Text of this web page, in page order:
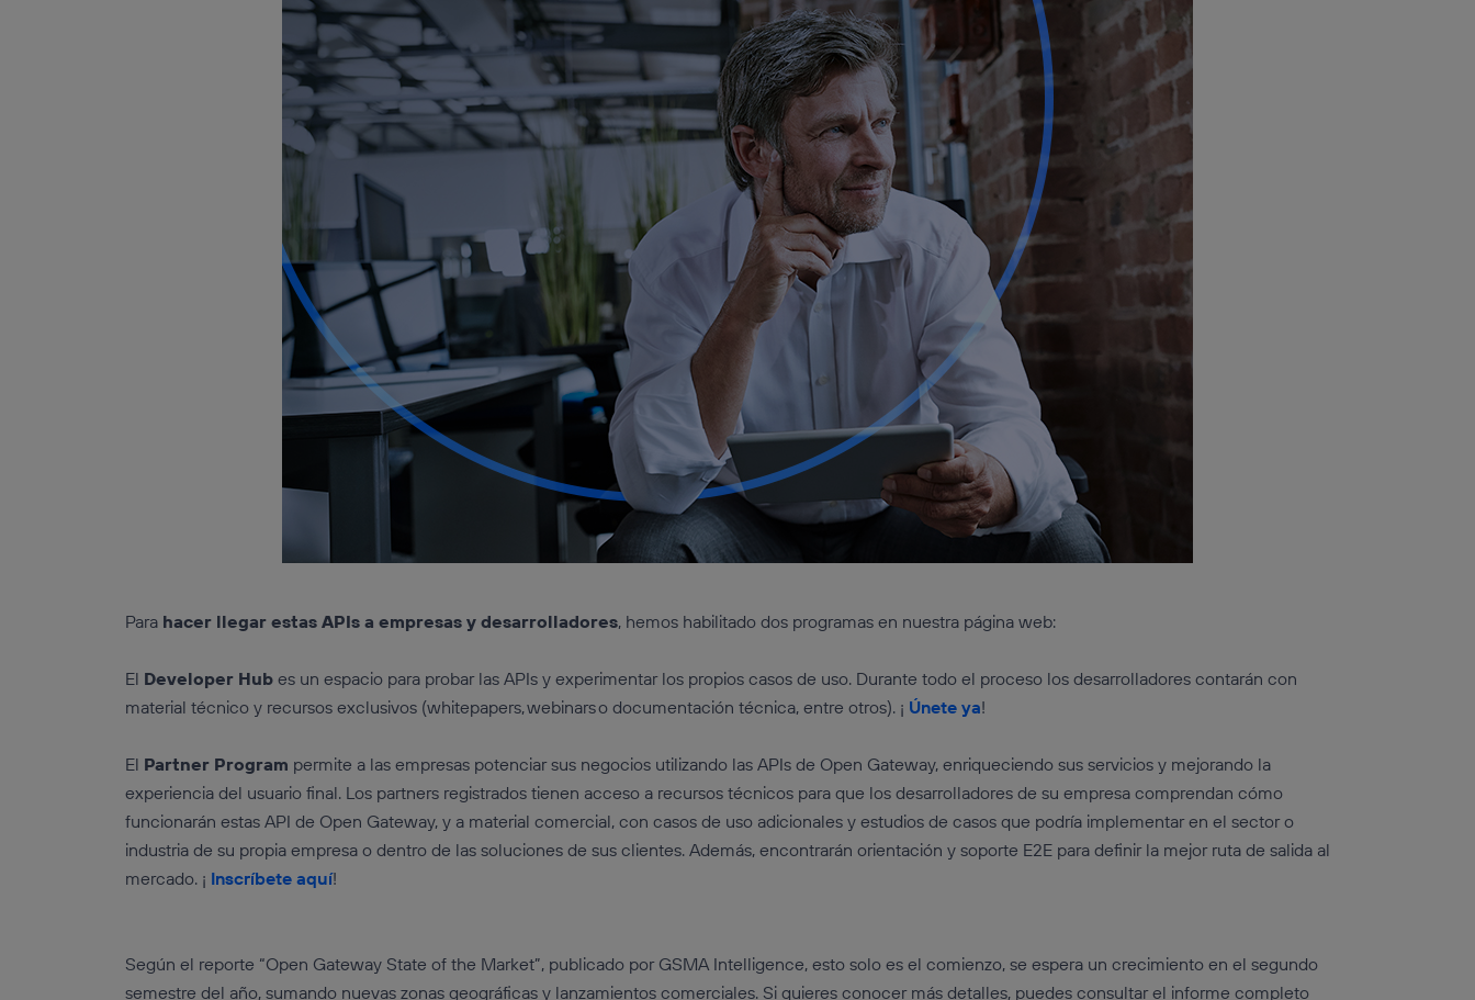
Para hacer llegar estas APIs a empresas y desarrolladores, hemos habilitado dos programas en nuestra página web:
El Developer Hub es un espacio para probar las APIs y experimentar los propios casos de uso. Durante todo el proceso los desarrolladores contarán con
material técnico y recursos exclusivos (whitepapers, webinars o documentación técnica, entre otros). ¡ Únete ya!
El Partner Program permite a las empresas potenciar sus negocios utilizando las APIs de Open Gateway, enriqueciendo sus servicios y mejorando la
experiencia del usuario final. Los partners registrados tienen acceso a recursos técnicos para que los desarrolladores de su empresa comprendan cómo
funcionarán estas API de Open Gateway, y a material comercial, con casos de uso adicionales y estudios de casos que podría implementar en el sector o
industria de su propia empresa o dentro de las soluciones de sus clientes. Además, encontrarán orientación y soporte E2E para definir la mejor ruta de salida al
mercado. ¡ Inscríbete aquí!
Según el reporte “Open Gateway State of the Market”, publicado por GSMA Intelligence, esto solo es el comienzo, se espera un crecimiento en el segundo
semestre del año, sumando nuevas zonas geográficas y lanzamientos comerciales. Si quieres conocer más detalles, puedes consultar el informe completo